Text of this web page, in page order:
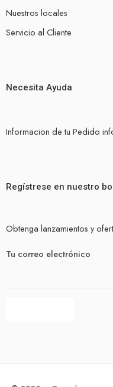
Nuestros locales
Servicio al Cliente
Necesita Ayuda
Informacion de tu Pedido
Regístrese en nuestro
Obtenga lanzamientos y
Tu correo electrónico